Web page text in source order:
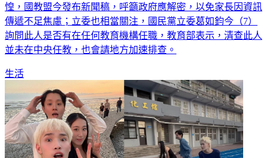
惶，國教盟今發布新聞稿，呼籲政府應解密，以免家長因資訊
傳遞不足焦慮；立委也相當關注，國民黨立委葛如鈞今（7）
詢問此人是否有在任何教育機構任職，教育部表示，清查此人
並未在中央任教，也會請地方加速排查。
生活